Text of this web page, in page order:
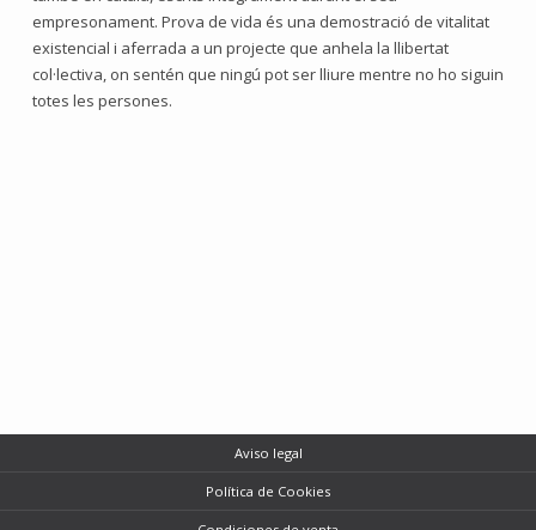
empresonament. Prova de vida és una demostració de vitalitat
existencial i aferrada a un projecte que anhela la llibertat
col·lectiva, on sentén que ningú pot ser lliure mentre no ho siguin
totes les persones.
Aviso legal
Política de Cookies